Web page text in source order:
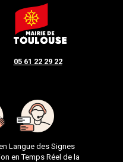
05 61 22 29 22
Langue des Signes
en Temps Réel de la